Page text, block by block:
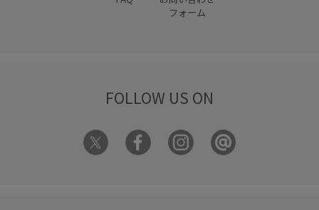
フォーム
FOLLOW US ON